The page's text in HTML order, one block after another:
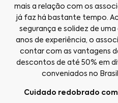
mais a relação com os
já faz há bastante tempo.
segurança e solidez de
anos de experiência, o
contar com as vantagens
descontos de até 50% em
conveniados no
Cuidado redobrado